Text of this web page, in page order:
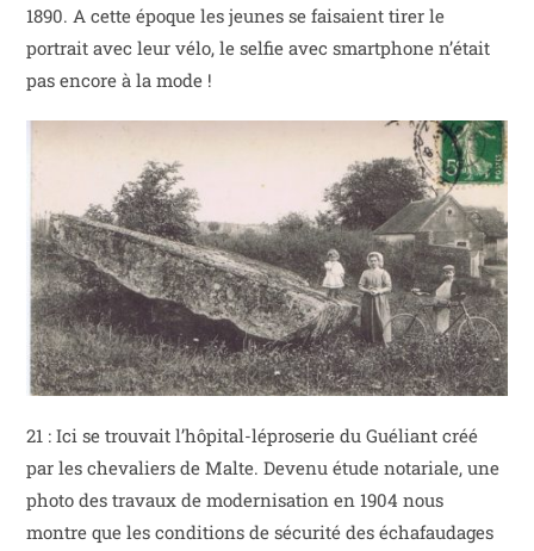
1890. A cette époque les jeunes se faisaient tirer le
portrait avec leur vélo, le selfie avec smartphone n’était
pas encore à la mode !
21 : Ici se trouvait l’hôpital-léproserie du Guéliant créé
par les chevaliers de Malte. Devenu étude notariale, une
photo des travaux de modernisation en 1904 nous
montre que les conditions de sécurité des échafaudages